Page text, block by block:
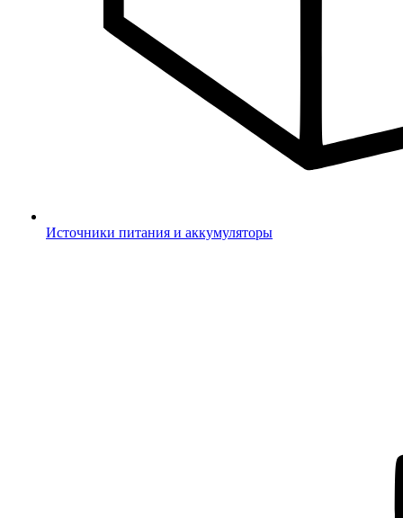
Источники питания и аккумуляторы